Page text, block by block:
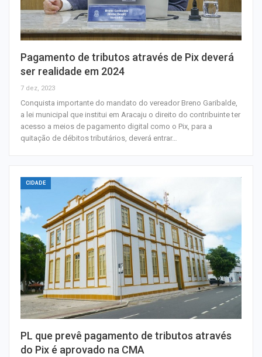
Pagamento de tributos através de Pix deverá
ser realidade em 2024
7 dez, 2023
Conquista importante do mandato do vereador Breno Garibalde,
a lei municipal que institui em Aracaju o direito do contribuinte ter
acesso a meios de pagamento digital como o Pix, para a
quitação de débitos tributários, deverá entrar…
CIDADE
PL que prevê pagamento de tributos através
do Pix é aprovado na CMA